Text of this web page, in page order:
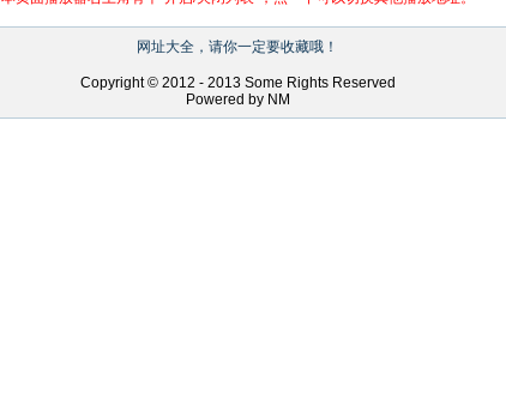
网址大全，请你一定要收藏哦！
Copyright © 2012 - 2013 Some Rights Reserved
Powered by NM